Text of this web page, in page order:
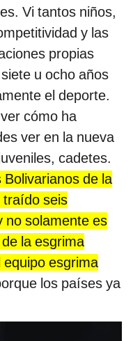
Vi tantos niños,
y las
propias
u ocho años
el deporte.
cómo ha
ver en la nueva
cadetes.
de la
traído seis
no solamente es
la esgrima
esgrima
los países ya